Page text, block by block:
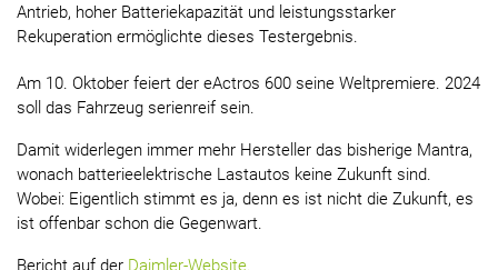
Antrieb, hoher Batteriekapazität und leistungsstarker
Rekuperation ermöglichte dieses Testergebnis.
Am 10. Oktober feiert der eActros 600 seine Weltpremiere. 2024
soll das Fahrzeug serienreif sein.
Damit widerlegen immer mehr Hersteller das bisherige Mantra,
wonach batterieelektrische Lastautos keine Zukunft sind.
Wobei: Eigentlich stimmt es ja, denn es ist nicht die Zukunft, es
ist offenbar schon die Gegenwart.